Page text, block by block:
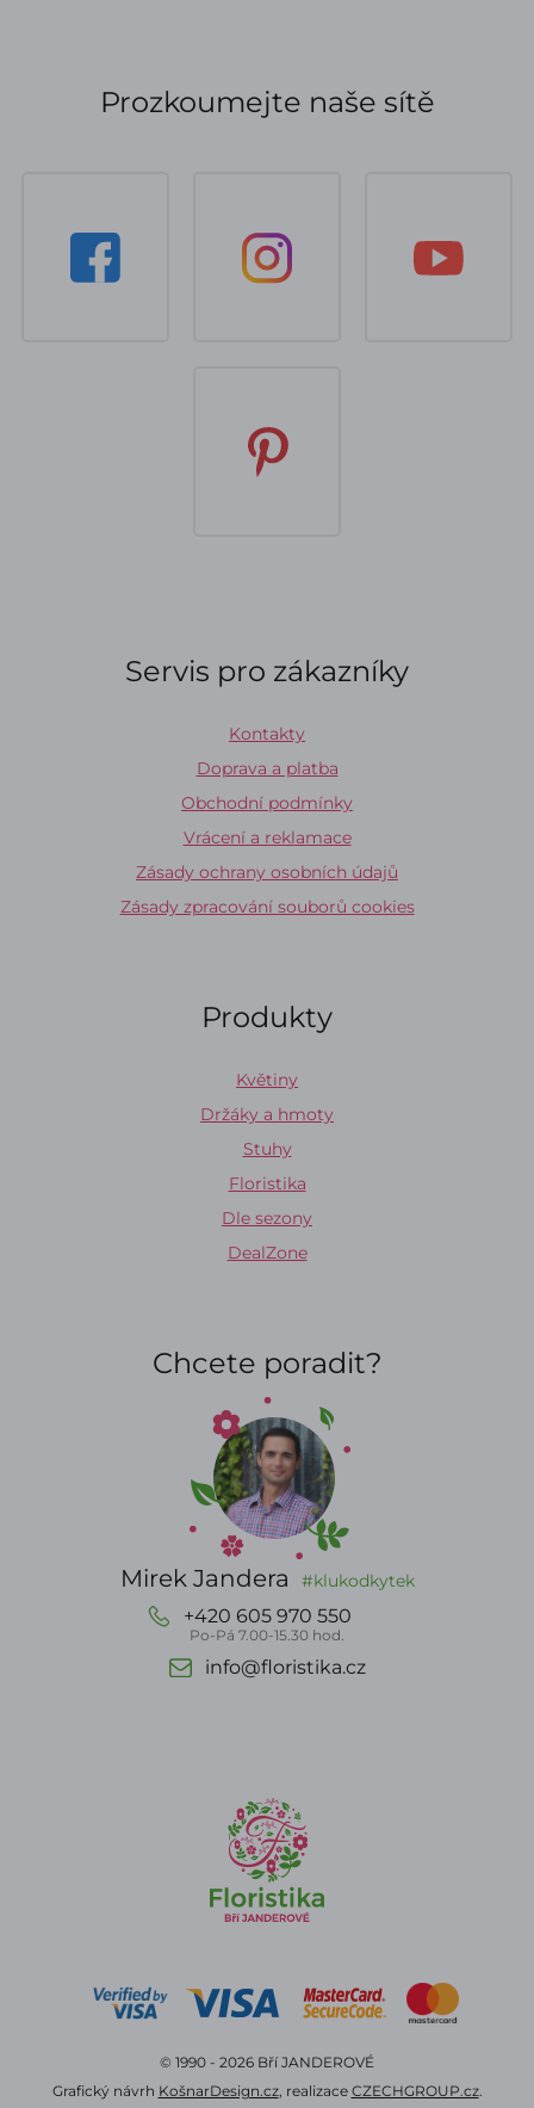
Prozkoumejte naše sítě
Servis pro zákazníky
Kontakty
Doprava a platba
Obchodní podmínky
Vrácení a reklamace
Zásady ochrany osobních údajů
Zásady zpracování souborů cookies
Produkty
Květiny
Držáky a hmoty
Stuhy
Floristika
Dle sezony
DealZone
Chcete poradit?
Mirek Jandera #klukodkytek
+420 605 970 550
Po-Pá 7.00-15.30 hod.
info@floristika.cz
© 1990 - 2026 Bří JANDEROVÉ
Grafický návrh KošnarDesign.cz, realizace CZECHGROUP.cz.